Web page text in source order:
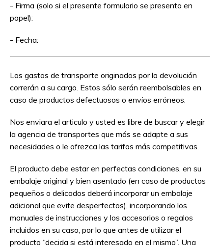
- Firma (solo si el presente formulario se presenta en
papel):
- Fecha:
Los gastos de transporte originados por la devolución
correrán a su cargo. Estos sólo serán reembolsables en
caso de productos defectuosos o envíos erróneos.
Nos enviara el articulo y usted es libre de buscar y elegir
la agencia de transportes que más se adapte a sus
necesidades o le ofrezca las tarifas más competitivas.
El producto debe estar en perfectas condiciones, en su
embalaje original y bien asentado (en caso de productos
pequeños o delicados deberá incorporar un embalaje
adicional que evite desperfectos), incorporando los
manuales de instrucciones y los accesorios o regalos
incluidos en su caso, por lo que antes de utilizar el
producto “decida si está interesado en el mismo”. Una